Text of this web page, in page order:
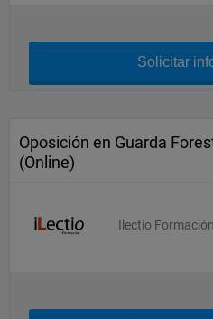
Solicitar
Oposición en Guarda
(Online)
Ilectio Formación